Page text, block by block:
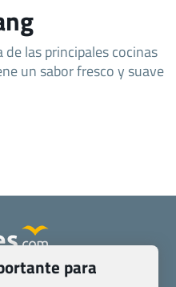
las principales cocinas
un sabor fresco y suave
Contacto para